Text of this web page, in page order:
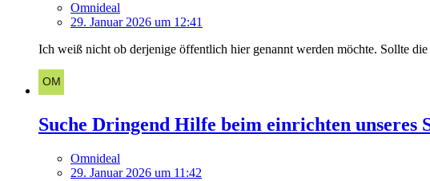
Omnideal
29. Januar 2026 um 12:41
Ich weiß nicht ob derjenige öffentlich hier genannt werden möchte. Sollte
Suche Dringend Hilfe beim einrichten unseres
Omnideal
29. Januar 2026 um 11:42